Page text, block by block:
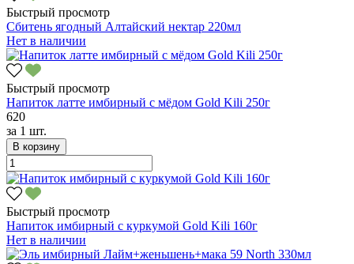
Быстрый просмотр
Сбитень ягодный Алтайский нектар 220мл
Нет в наличии
Быстрый просмотр
Напиток латте имбирный с мёдом Gold Kili 250г
620
за 1 шт.
В корзину
Быстрый просмотр
Напиток имбирный с куркумой Gold Kili 160г
Нет в наличии